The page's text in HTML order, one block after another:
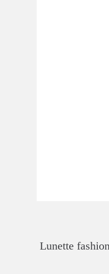
Lunette